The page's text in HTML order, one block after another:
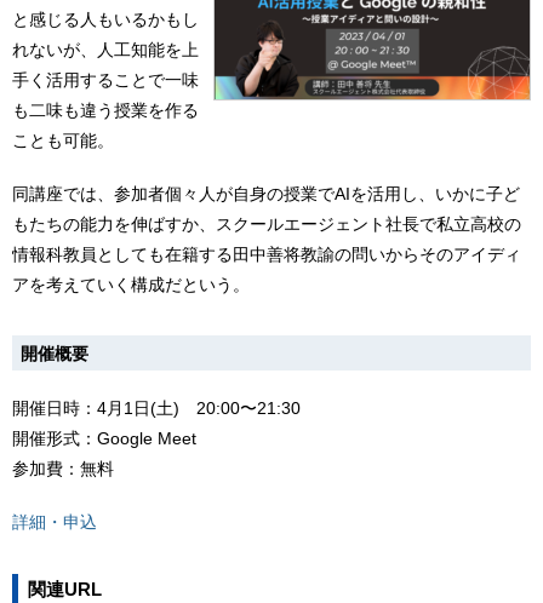
と感じる人もいるかもし
れないが、人工知能を上
手く活用することで一味
も二味も違う授業を作る
ことも可能。
同講座では、参加者個々人が自身の授業でAIを活用し、いかに子ど
もたちの能力を伸ばすか、スクールエージェント社長で私立高校の
情報科教員としても在籍する田中善将教諭の問いからそのアイディ
アを考えていく構成だという。
開催概要
開催日時：4月1日(土) 20:00〜21:30
開催形式：Google Meet
参加費：無料
詳細・申込
関連URL